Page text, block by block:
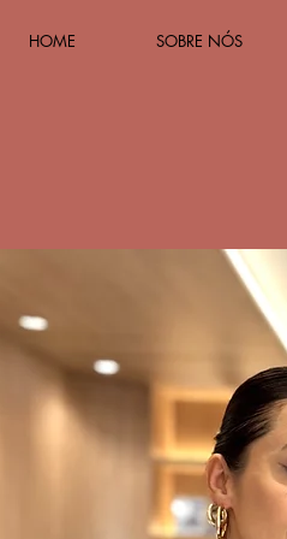
HOME SOBRE NÓS